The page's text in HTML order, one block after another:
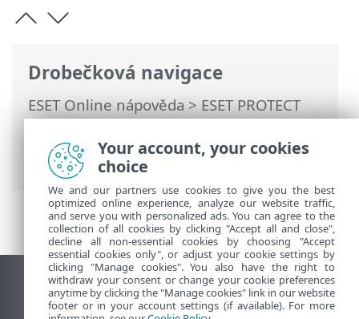
Drobečková navigace
ESET Online nápověda>ESET PROTECT
On-Prem>Používání ESET PROTECT On-
Prem>Hlavní menu ESET PROTECT On-
Prem>Politiky> Správa politik
Zobrazit verzi pro počítač
End of Life
Your account, your cookies
choice
We and our partners use cookies to give you the best
optimized online experience, analyze our website traffic,
and serve you with personalized ads. You can agree to the
collection of all cookies by clicking "Accept all and close",
decline all non-essential cookies by choosing "Accept
essential cookies only", or adjust your cookie settings by
clicking "Manage cookies". You also have the right to
withdraw your consent or change your cookie preferences
anytime by clicking the "Manage cookies" link in our website
footer or in your account settings (if available). For more